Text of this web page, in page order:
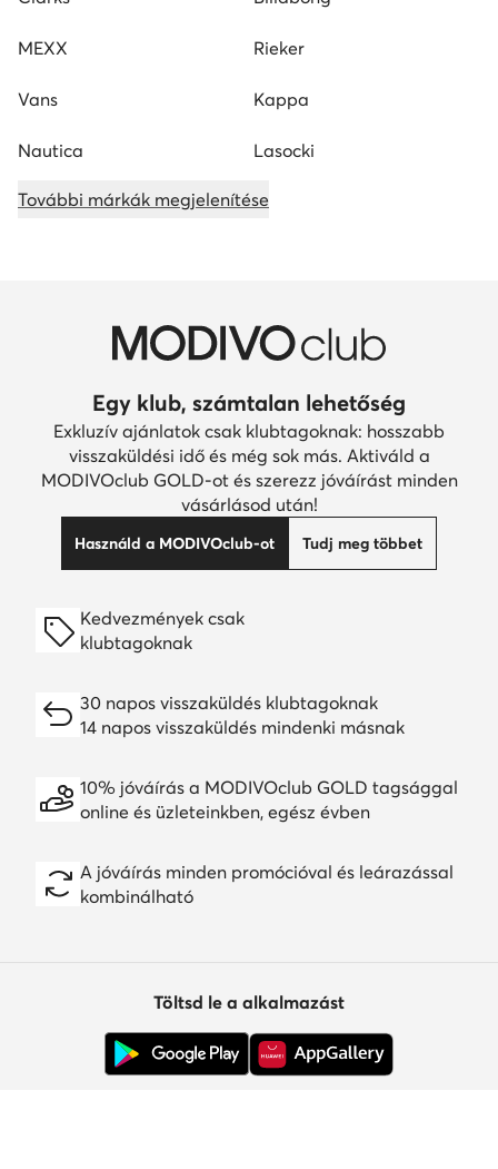
MEXX Rieker
Vans Kappa
Nautica Lasocki
További márkák megjelenítése
Egy klub, számtalan lehetőség
Exkluzív ajánlatok csak klubtagoknak: hosszabb
visszaküldési idő és még sok más. Aktiváld a
MODIVOclub GOLD-ot és szerezz jóváírást minden
vásárlásod után!
Használd a MODIVOclub-ot Tudj meg többet
Kedvezmények csak
klubtagoknak
30 napos visszaküldés klubtagoknak
14 napos visszaküldés mindenki másnak
10% jóváírás a MODIVOclub GOLD tagsággal
online és üzleteinkben, egész évben
A jóváírás minden promócióval és leárazással
kombinálható
Töltsd le a alkalmazást